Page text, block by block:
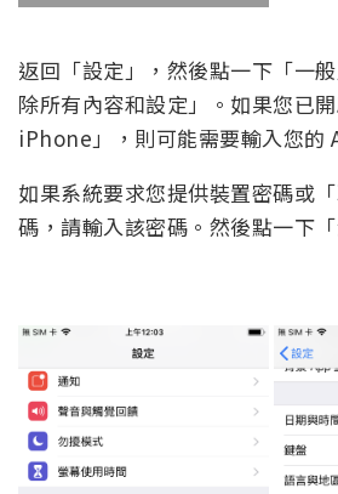
返回「設定」，然後點一下「一
除所有內容和設定」。如果您已
iPhone」，則可能需要輸入您的
如果系統要求您提供裝置密碼或
碼，請輸入該密碼。然後點一下